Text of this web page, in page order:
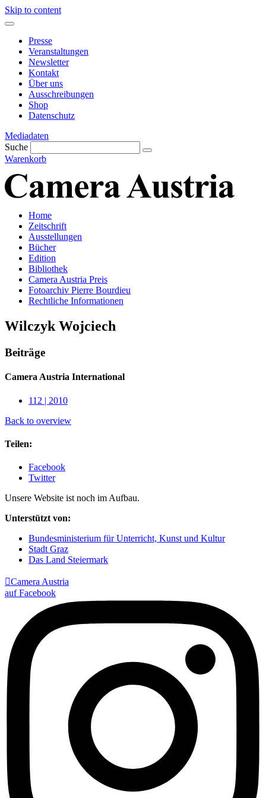
Skip to content
Presse
Veranstaltungen
Newsletter
Kontakt
Über uns
Ausschreibungen
Shop
Datenschutz
Mediadaten
Suche
Warenkorb
Home
Zeitschrift
Ausstellungen
Bücher
Edition
Bibliothek
Camera Austria Preis
Fotoarchiv Pierre Bourdieu
Rechtliche Informationen
Wilczyk Wojciech
Beiträge
Camera Austria International
112 | 2010
Back to overview
Teilen:
Facebook
Twitter
Unsere Website ist noch im Aufbau.
Unterstützt von:
Bundesministerium für Unterricht, Kunst und Kultur
Stadt Graz
Das Land Steiermark
Camera Austria
auf Facebook